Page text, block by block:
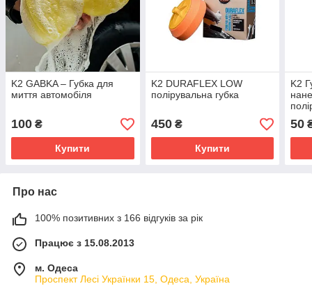
K2 GABKA – Губка для
миття автомобіля
100 ₴
Купити
K2 DURAFLEX LOW
полірувальна губка
450₴
Купити
K2
50
Про нас
100% позитивних з 166 відгуків за рік
Працює з 15.08.2013
м. Одеса
Проспект Лесі Українки 15, Одеса, Україна